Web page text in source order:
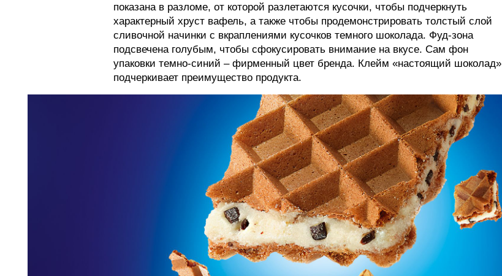
показана в разломе, от которой разлетаются кусочки, чтобы подчеркнуть
характерный хруст вафель, а также чтобы продемонстрировать толстый слой
сливочной начинки с вкраплениями кусочков темного шоколада. Фуд-зона
подсвечена голубым, чтобы сфокусировать внимание на вкусе. Сам фон
упаковки темно-синий – фирменный цвет бренда. Клейм «настоящий шоколад»
подчеркивает преимущество продукта.